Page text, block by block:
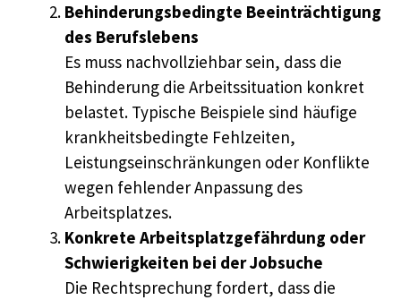
Behinderungsbedingte Beeinträchtigung
des Berufslebens
Es muss nachvollziehbar sein, dass die
Behinderung die Arbeitssituation konkret
belastet. Typische Beispiele sind häufige
krankheitsbedingte Fehlzeiten,
Leistungseinschränkungen oder Konflikte
wegen fehlender Anpassung des
Arbeitsplatzes.
Konkrete Arbeitsplatzgefährdung oder
Schwierigkeiten bei der Jobsuche
Die Rechtsprechung fordert, dass die